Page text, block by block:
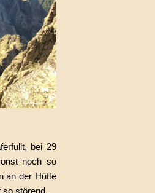
bei 29
noch so
an der Hütte
so störend.